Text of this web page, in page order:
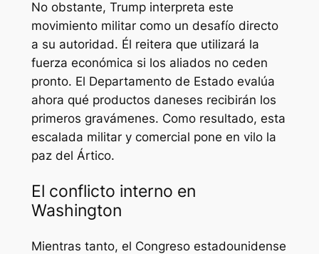
No obstante, Trump interpreta este
movimiento militar como un desafío directo
a su autoridad. Él reitera que utilizará la
fuerza económica si los aliados no ceden
pronto. El Departamento de Estado evalúa
ahora qué productos daneses recibirán los
primeros gravámenes. Como resultado, esta
escalada militar y comercial pone en vilo la
paz del Ártico.
El conflicto interno en
Washington
Mientras tanto, el Congreso estadounidense